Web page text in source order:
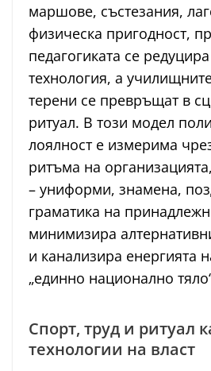
маршове, състезания,
физическа пригодност,
педагогиката се
технология, а
терени се превръщат в
ритуал. В този модел
лоялност е измерима
ритъма на
– униформи, знамена,
граматика на
минимизира
и канализира енергията
„единно национално
Спорт, труд и ритуал
технологии на власт